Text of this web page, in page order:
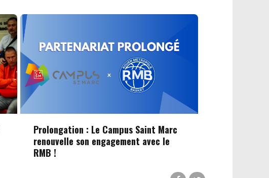
Prolongation : Le Campus Saint Marc
renouvelle son engagement avec le
RMB !